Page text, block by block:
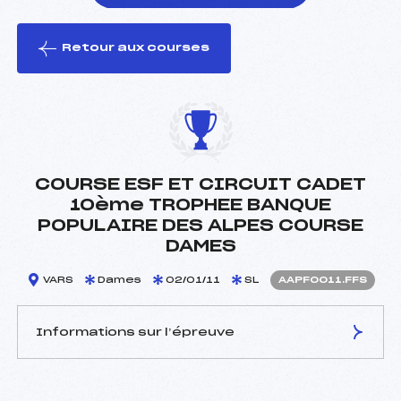
le ski
Retour aux courses
COURSE ESF ET CIRCUIT CADET
10ème TROPHEE BANQUE
POPULAIRE DES ALPES COURSE
DAMES
VARS Dames 02/01/11 SL AAPF0011.FFS
Informations sur l’épreuve